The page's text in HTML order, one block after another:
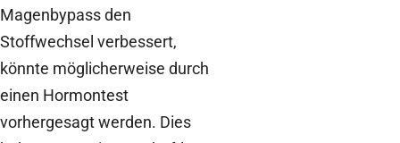
Magenbypass den
Stoffwechsel verbessert,
könnte möglicherweise durch
einen Hormontest
vorhergesagt werden. Dies